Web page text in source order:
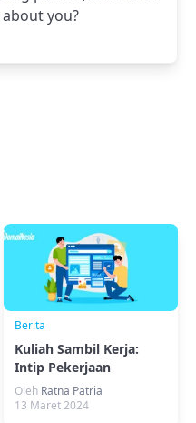
you?
Berita
Kuliah Sambil Kerja:
Intip Pekerjaan
Freelancer Untuk
Mahasiswa
Oleh Ratna Patria
13 Maret 2024